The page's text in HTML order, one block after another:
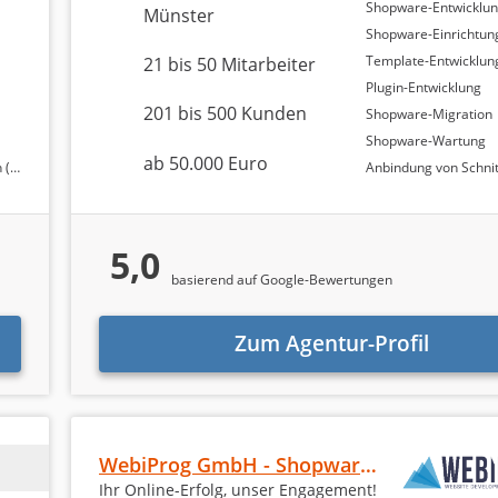
der Analyse
ist und wie die einzelnen
zusammengestellt und berechnet wurden. Zur
aus zwei verschiedenen Quellen:
Nahezu jede bedeutende Agentur auf dem Markt
und liefern daher besonders verlässliche Ergebnisse
Münster
21 bis 50 Mitarbeiter
201 bis 500 Kunden
ab 50.000 Euro
Shopware-
Shopware-
Template-
Plugin-Entwicklung
Shopware-Migration
Shopware-Wartung
Anbindung von
5,0 basierend auf Google-Bewertungen
Zum Agentur-Profil
WebiProg GmbH - Shopware Agentur
Ihr Online-Erfolg, unser Engagement!